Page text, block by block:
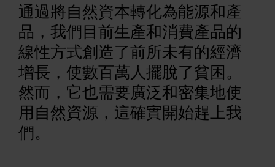
通過將自然資本轉化為能源和產
品，我們目前生產和消費產品的
線性方式創造了前所未有的經濟
增長，使數百萬人擺脫了貧困。
然而，它也需要廣泛和密集地使
用自然資源，這確實開始趕上我
們。